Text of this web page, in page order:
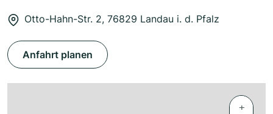
Otto-Hahn-Str. 2, 76829 Landau i. d. Pfalz
Anfahrt planen
+